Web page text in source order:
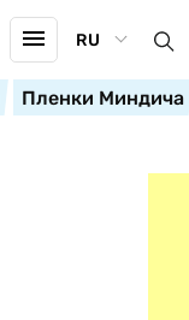
RU
Пленки Миндича